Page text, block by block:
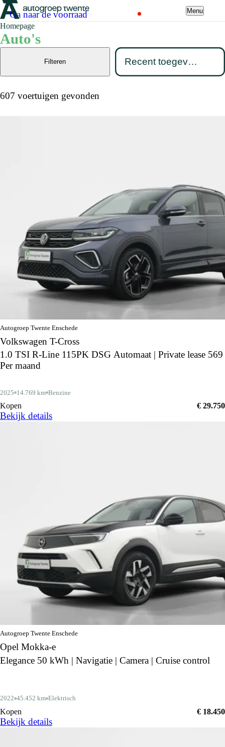
Menu
Homepage
Auto's
Ga naar de voorraad
607 voertuigen gevonden
Filteren
Autogroep Twente Enschede
Volkswagen T-Cross
1.0 TSI R-Line 115PK DSG Automaat | Private lease 569
Per maand
2025 14.769 km Benzine
Kopen € 29.750
Bekijk details
Autogroep Twente Enschede
Opel Mokka-e
Elegance 50 kWh | Navigatie | Camera | Cruise control
2022 45.452 km Elektrisch
Kopen € 18.450
Bekijk details